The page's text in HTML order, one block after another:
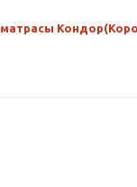
матрасы